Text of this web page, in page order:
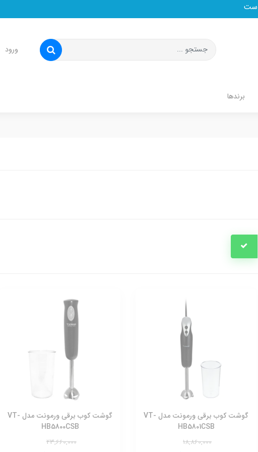
ورود
برندها
گوشت کوب برقی ورمونت مدل VT-
HB5801CSB
18,860,000
گوشت کوب برقی ورمونت مدل VT-
HB5800CSB
23,660,000